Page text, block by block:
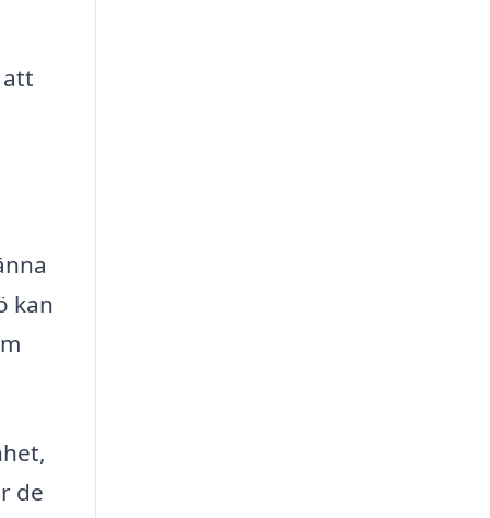
kan
de